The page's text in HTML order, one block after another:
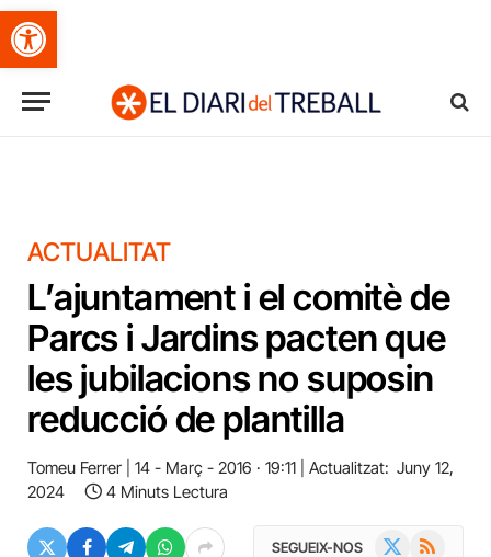
Obre la barra d'eines
ACTUALITAT
L’ajuntament i el comitè de
Parcs i Jardins pacten que
les jubilacions no suposin
reducció de plantilla
Tomeu Ferrer 14 - Març - 2016 · 19:11 Actualitzat: Juny 12,
2024
4 Minuts Lectura
SEGUEIX-NOS RSS